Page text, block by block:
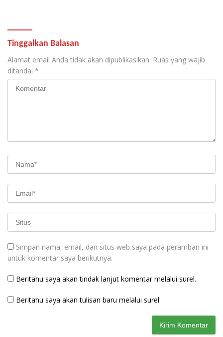
Tinggalkan Balasan
Alamat email Anda tidak akan dipublikasikan. Ruas yang wajib
ditandai *
Simpan nama, email, dan situs web saya pada peramban ini
untuk komentar saya berikutnya.
Beritahu saya akan tindak lanjut komentar melalui surel.
Beritahu saya akan tulisan baru melalui surel.